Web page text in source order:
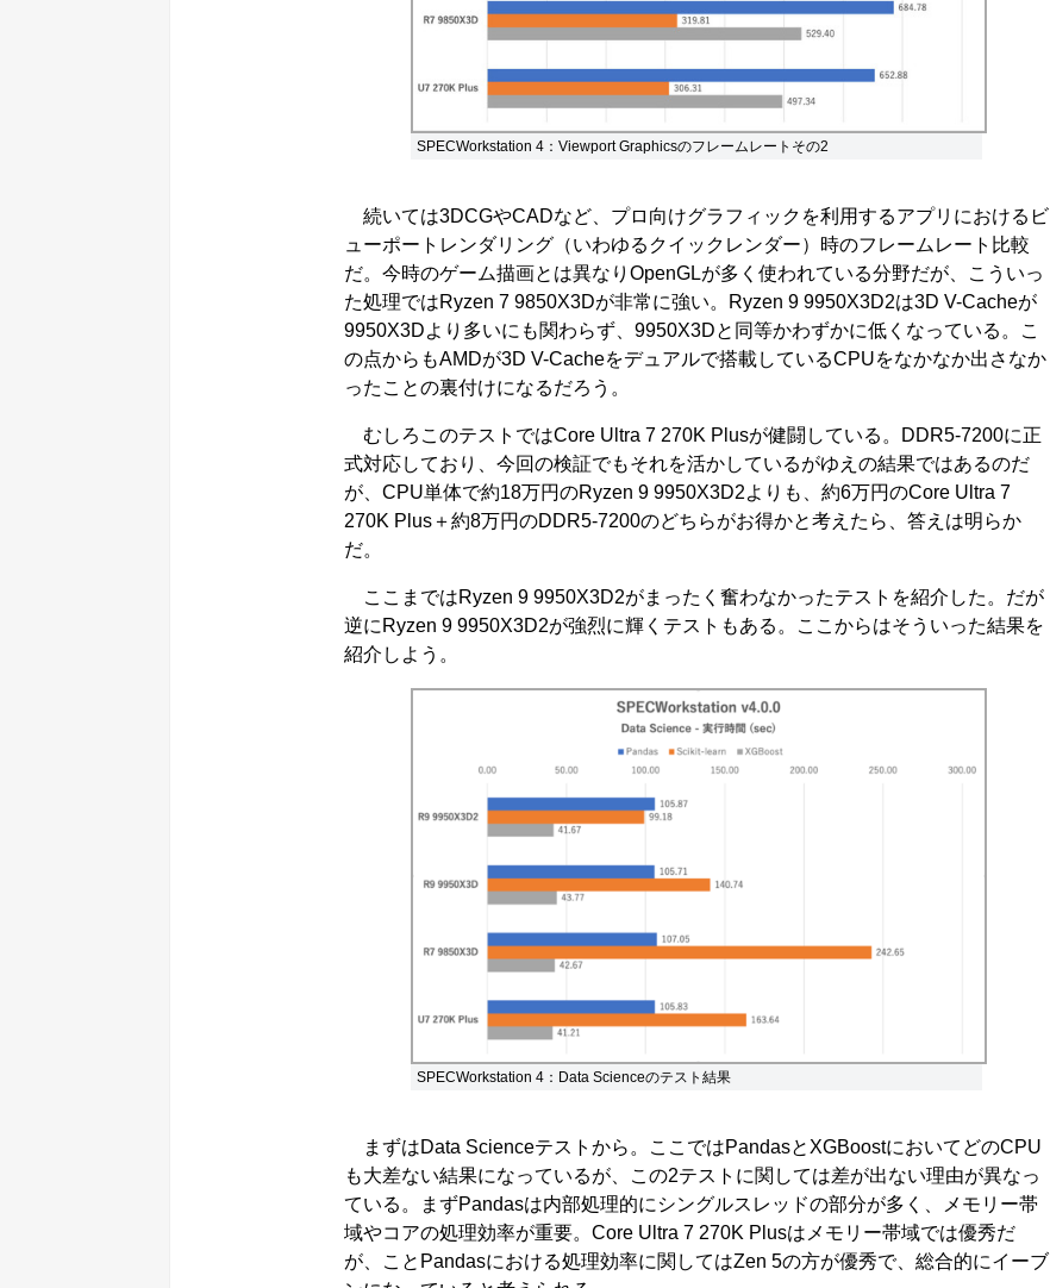
SPECWorkstation 4：Viewport Graphicsのフレームレートその2
続いては3DCGやCADなど、プロ向けグラフィックを利用するアプリにおけるビ
ューポートレンダリング（いわゆるクイックレンダー）時のフレームレート比較
だ。今時のゲーム描画とは異なりOpenGLが多く使われている分野だが、こういっ
た処理ではRyzen 7 9850X3Dが非常に強い。Ryzen 9 9950X3D2は3D V-Cacheが
9950X3Dより多いにも関わらず、9950X3Dと同等かわずかに低くなっている。こ
の点からもAMDが3D V-Cacheをデュアルで搭載しているCPUをなかなか出さなか
ったことの裏付けになるだろう。
むしろこのテストではCore Ultra 7 270K Plusが健闘している。DDR5-7200に正
式対応しており、今回の検証でもそれを活かしているがゆえの結果ではあるのだ
が、CPU単体で約18万円のRyzen 9 9950X3D2よりも、約6万円のCore Ultra 7
270K Plus＋約8万円のDDR5-7200のどちらがお得かと考えたら、答えは明らか
だ。
ここまではRyzen 9 9950X3D2がまったく奮わなかったテストを紹介した。だが
逆にRyzen 9 9950X3D2が強烈に輝くテストもある。ここからはそういった結果を
紹介しよう。
SPECWorkstation 4：Data Scienceのテスト結果
まずはData Scienceテストから。ここではPandasとXGBoostにおいてどのCPU
も大差ない結果になっているが、この2テストに関しては差が出ない理由が異なっ
ている。まずPandasは内部処理的にシングルスレッドの部分が多く、メモリー帯
域やコアの処理効率が重要。Core Ultra 7 270K Plusはメモリー帯域では優秀だ
が、ことPandasにおける処理効率に関してはZen 5の方が優秀で、総合的にイーブ